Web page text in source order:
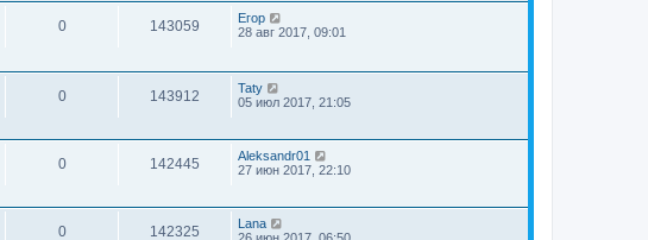
0 143059
Егор
28 авг 2017, 09:01
0 143912
Taty
05 июл 2017, 21:05
0 142445
Aleksandr01
27 июн 2017, 22:10
0 142325
Lana